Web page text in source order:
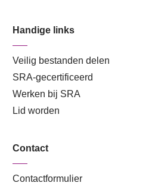
Handige links
Veilig bestanden delen
SRA-gecertificeerd
Werken bij SRA
Lid worden
Contact
Contactformulier